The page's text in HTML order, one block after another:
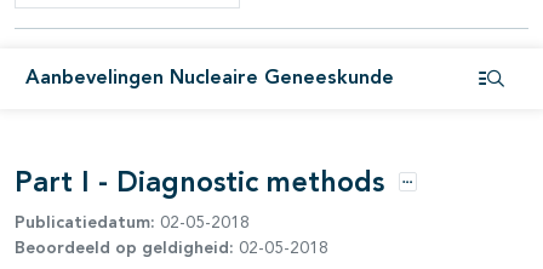
Aanbevelingen Nucleaire Geneeskunde
Part I - Diagnostic methods Opties
Publicatiedatum: 02-05-2018
Beoordeeld op geldigheid: 02-05-2018